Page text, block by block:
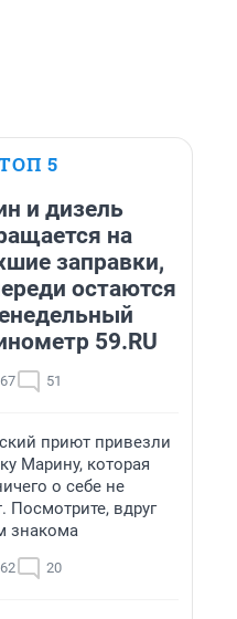
5
и дизель
на
заправки,
остаются
59.RU
51
приют привезли
Марину, которая
о себе не
Посмотрите, вдруг
знакома
20